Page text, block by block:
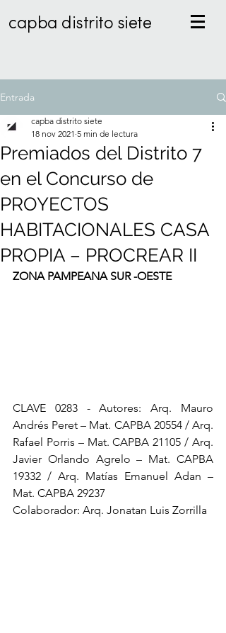
capba distrito siete
Entrada
Premiados del Distrito 7
en el Concurso de
PROYECTOS
HABITACIONALES CASA
PROPIA – PROCREAR II
capba distrito siete
18 nov 2021 5 min de lectura
ZONA PAMPEANA SUR -OESTE
CLAVE 0283 - Autores: Arq. Mauro
Andrés Peret – Mat. CAPBA 20554 / Arq.
Rafael Porris – Mat. CAPBA 21105 / Arq.
Javier Orlando Agrelo – Mat. CAPBA
19332 / Arq. Matías Emanuel Adan –
Mat. CAPBA 29237
Colaborador: Arq. Jonatan Luis Zorrilla